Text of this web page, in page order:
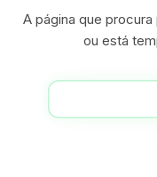
A página que
ou está